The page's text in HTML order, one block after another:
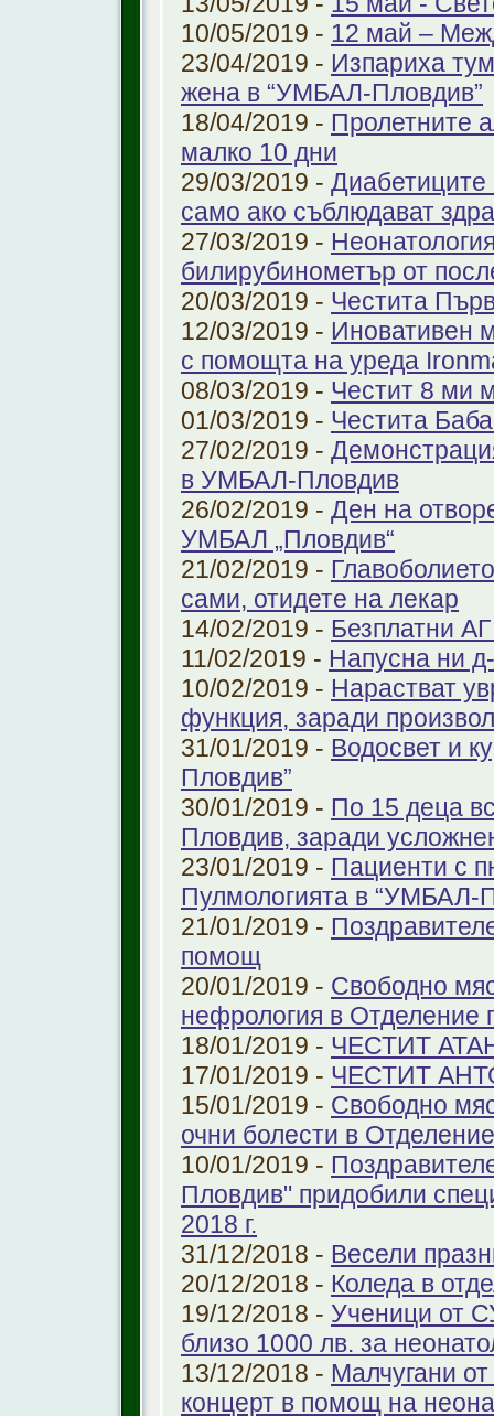
10/05/2019 - 12 май –
23/04/2019 - Изпариха
жена в “УМБАЛ-Пловдив”
18/04/2019 - Пролетните
малко 10 дни
29/03/2019 - Диабетиците
само ако съблюдават
27/03/2019 -
билирубинометър от
20/03/2019 - Честита
12/03/2019 - Иновативен
с помощта на уреда
08/03/2019 - Честит 8 ми
01/03/2019 - Честита
27/02/2019 -
в УМБАЛ-Пловдив
26/02/2019 - Ден на
УМБАЛ „Пловдив“
21/02/2019 -
сами, отидете на лекар
14/02/2019 - Безплатни
11/02/2019 - Напусна ни
10/02/2019 - Нарастват
функция, заради
31/01/2019 - Водосвет и
Пловдив”
30/01/2019 - По 15 деца
Пловдив, заради
23/01/2019 - Пациенти с
Пулмологията в “УМБАЛ-
21/01/2019 -
помощ
20/01/2019 - Свободно
нефрология в Отделение
18/01/2019 - ЧЕСТИТ
17/01/2019 - ЧЕСТИТ
15/01/2019 - Свободно
очни болести в
10/01/2019 -
Пловдив" придобили
2018 г.
31/12/2018 - Весели
20/12/2018 - Коледа в
19/12/2018 - Ученици от
близо 1000 лв. за
13/12/2018 - Малчугани
концерт в помощ на